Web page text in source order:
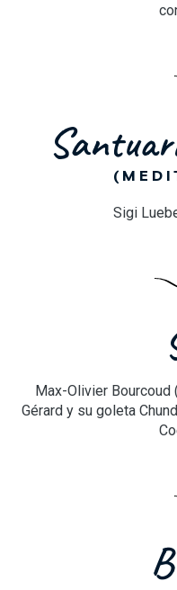
Sigi
Max-Olivier Bourcoud
Gérard y su goleta